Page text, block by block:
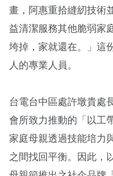
畫，阿惠重拾縫紉技術
益清潔服務其他脆弱家
垮掉，家就還在。」這
人的專業人員。
台電台中區處許墩貴處
會所致力推動的「以工
家庭母親透過技能培力
之間找回平衡。因此，